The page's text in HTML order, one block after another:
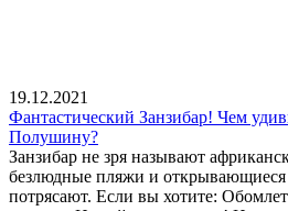
19.12.2021
Фантастический Занзибар! Чем
Полушину?
Занзибар не зря называют
безлюдные пляжи и открывающиеся
потрясают. Если вы хотите: